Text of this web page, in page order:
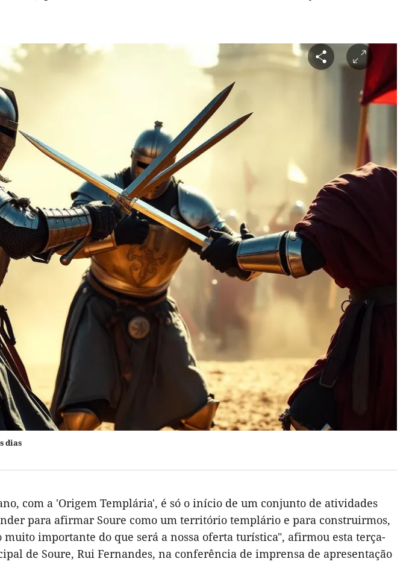
dias
com a 'Origem Templária', é só o início de um conjunto de atividades
para afirmar Soure como um território templário e para construirmos,
importante do que será a nossa oferta turística", afirmou esta terça-
de Soure, Rui Fernandes, na conferência de imprensa de apresentação